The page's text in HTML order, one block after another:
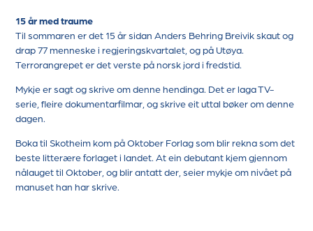
15 år med traume
Til sommaren er det 15 år sidan Anders Behring Breivik skaut og
drap 77 menneske i regjeringskvartalet, og på Utøya.
Terrorangrepet er det verste på norsk jord i fredstid.
Mykje er sagt og skrive om denne hendinga. Det er laga TV-
serie, fleire dokumentarfilmar, og skrive eit uttal bøker om denne
dagen.
Boka til Skotheim kom på Oktober Forlag som blir rekna som det
beste litterære forlaget i landet. At ein debutant kjem gjennom
nålauget til Oktober, og blir antatt der, seier mykje om nivået på
manuset han har skrive.